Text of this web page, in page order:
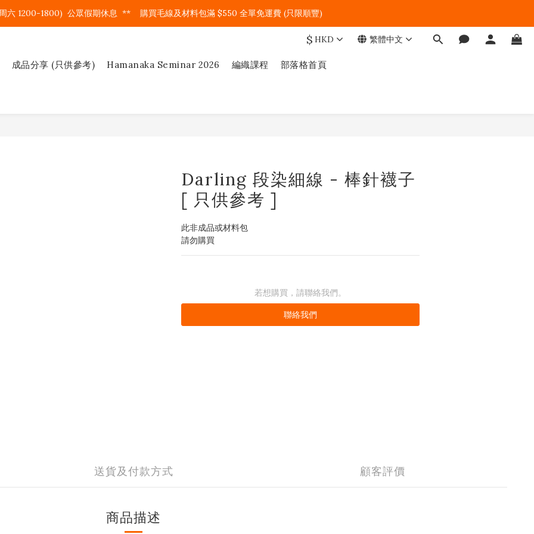
六 1200-1800)  公眾假期休息  **    購買毛線及材料包滿 $550 全單免運費 (只限順豐)
$ HKD 繁體中文
成品分享 (只供參考) Hamanaka Seminar 2026 編織課程 部落格首頁
Darling 段染細線 - 棒針襪子
[ 只供參考 ]
此非成品或材料包
請勿購買
若想購買，請聯絡我們。
聯絡我們
送貨及付款方式 顧客評價
商品描述